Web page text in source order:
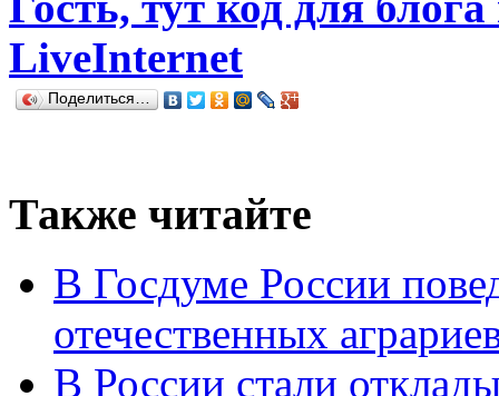
LiveInternet
Поделиться…
Также читайте
В Госдуме России
отечественных
В России стали